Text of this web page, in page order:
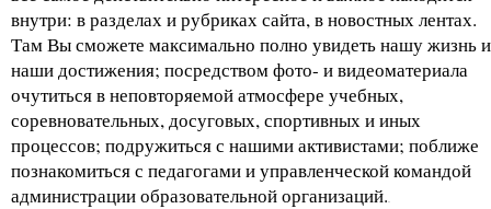
внутри: в разделах и рубриках сайта, в новостных лентах.
Там Вы сможете максимально полно увидеть нашу жизнь и
наши достижения; посредством фото- и видеоматериала
очутиться в неповторяемой атмосфере учебных,
соревновательных, досуговых, спортивных и иных
процессов; подружиться с нашими активистами; поближе
познакомиться с педагогами и управленческой командой
администрации образовательной организаций.